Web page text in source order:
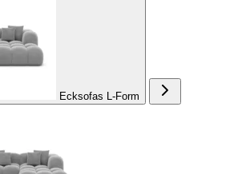
Ecksofas L-Form